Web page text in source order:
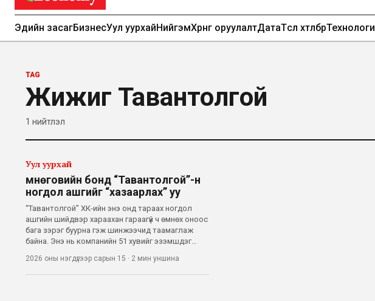
Эдийн засагБизнесУул уурхайНийгэмХөрөнгө оруулалтДатаТөсөл хөтөлбөрТехнологи
TAG
Жижиг Тавантолгой
1 нийтлэл
Уул уурхай
Өмнөговийн бонд “Тавантолгой”-н
ногдол ашгийг “хазаарлах” уу
“Тавантолгой” ХК-ийн энэ онд тараах ногдол
ашгийн шийдвэр хараахан гараагүй ч өмнөх оноос
бага зэрэг буурна гэж шинжээчид таамаглаж
байна. Энэ нь компанийн 51 хувийг эзэмшдэг
орон нутгийн бондтой холбоотой байж
болзошгүй аж. Тодруулбал, Даланзадгад хотод
2026 оны нэгдүгээр сарын 15 · 2 мин уншина